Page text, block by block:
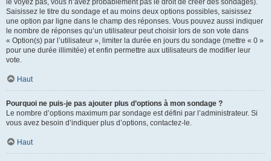
le voyez pas, vous n’avez probablement pas le droit de créer des sondages).
Saisissez le titre du sondage et au moins deux options possibles, saisissez
une option par ligne dans le champ des réponses. Vous pouvez aussi indiquer
le nombre de réponses qu’un utilisateur peut choisir lors de son vote dans
« Option(s) par l’utilisateur », limiter la durée en jours du sondage (mettre « 0 »
pour une durée illimitée) et enfin permettre aux utilisateurs de modifier leur
vote.
Haut
Pourquoi ne puis-je pas ajouter plus d’options à mon sondage ?
Le nombre d’options maximum par sondage est défini par l’administrateur. Si
vous avez besoin d’indiquer plus d’options, contactez-le.
Haut